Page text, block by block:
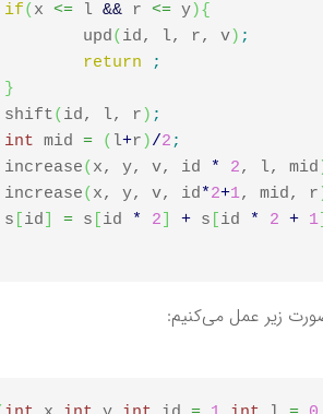
if( x <= l && r <= y){
		upd
( id, l, r, v) ;
return
;
}
	shift
( id, l, r ) ;
int mid = ( l+r )/2 ;
	increase
( x, y, v, id * 2, l, mid
	increase
( x, y, v, id*2+1, mid, r
	s
id = s id * 2 + s id * 2 + 1
زیر عمل می‌کنیم: